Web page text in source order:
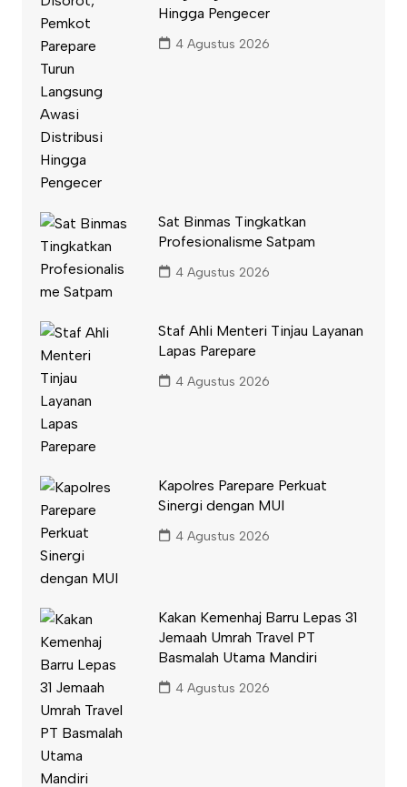
Hingga Pengecer
4 Agustus 2026
Sat Binmas Tingkatkan
Profesionalisme Satpam
4 Agustus 2026
Staf Ahli Menteri Tinjau Layanan
Lapas Parepare
4 Agustus 2026
Kapolres Parepare Perkuat
Sinergi dengan MUI
4 Agustus 2026
Kakan Kemenhaj Barru Lepas 31
Jemaah Umrah Travel PT
Basmalah Utama Mandiri
4 Agustus 2026